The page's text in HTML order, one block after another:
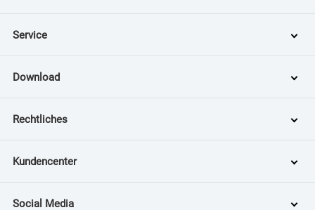
Service
Download
Rechtliches
Kundencenter
Social Media